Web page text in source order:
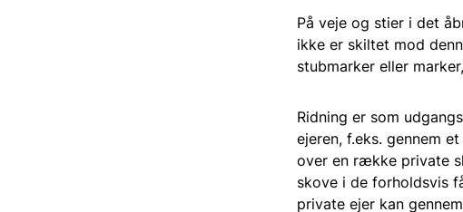
På veje og stier i det
ikke er skiltet mod
stubmarker eller
Ridning er som
ejeren, f.eks. gennem
over en række private
skove i de forholdsvis
private ejer kan